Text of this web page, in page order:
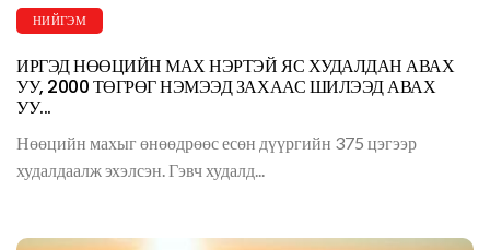
НИЙГЭМ
ИРГЭД НӨӨЦИЙН МАХ НЭРТЭЙ ЯС ХУДАЛДАН АВАХ
УУ, 2000 ТӨГРӨГ НЭМЭЭД ЗАХААС ШИЛЭЭД АВАХ
УУ...
Нөөцийн махыг өнөөдрөөс есөн дүүргийн 375 цэгээр
худалдаалж эхэлсэн. Гэвч худалд...